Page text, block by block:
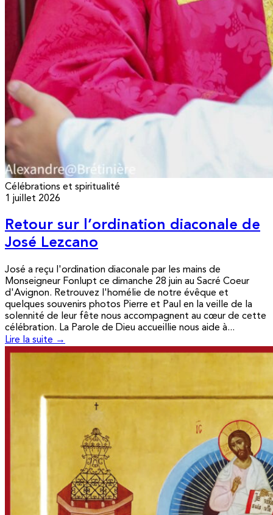
Célébrations et spiritualité
1 juillet 2026
Retour sur l’ordination diaconale de
José Lezcano
José a reçu l'ordination diaconale par les mains de
Monseigneur Fonlupt ce dimanche 28 juin au Sacré Coeur
d'Avignon. Retrouvez l'homélie de notre évêque et
quelques souvenirs photos Pierre et Paul en la veille de la
solennité de leur fête nous accompagnent au cœur de cette
célébration. La Parole de Dieu accueillie nous aide à...
Lire la suite →